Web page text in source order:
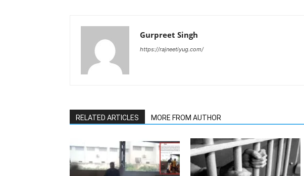
Gurpreet Singh
https://rajneetiyug.com/
RELATED ARTICLES MORE FROM AUTHOR